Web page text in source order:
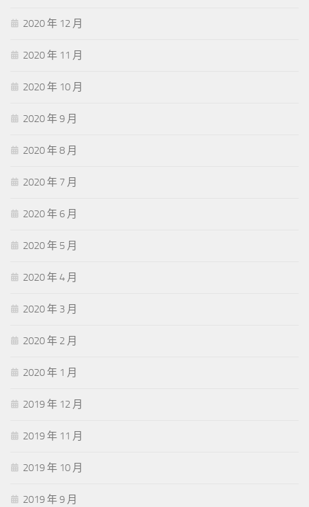
2020 年 12 月
2020 年 11 月
2020 年 10 月
2020 年 9 月
2020 年 8 月
2020 年 7 月
2020 年 6 月
2020 年 5 月
2020 年 4 月
2020 年 3 月
2020 年 2 月
2020 年 1 月
2019 年 12 月
2019 年 11 月
2019 年 10 月
2019 年 9 月